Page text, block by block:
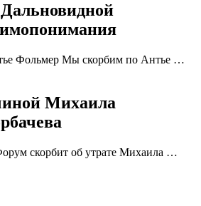
Фольмер Мы скорбим по Антье …
Михаила
скорбит об утрате Михаила …